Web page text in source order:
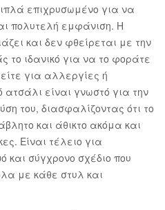
επιχρυσωμένο για να
πολυτελή εμφάνιση. Η
και δεν φθείρεται με την
το ιδανικό για να το φοράτε
για αλλεργίες ή
ατσάλι είναι γνωστό για την
του, διασφαλίζοντας ότι το
και άθικτο ακόμα και
Είναι τέλειο για
και σύγχρονο σχέδιο που
με κάθε στυλ και